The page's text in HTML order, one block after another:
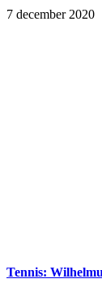
7 december 2020
Tennis: